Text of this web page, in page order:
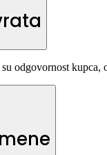
odgovornost